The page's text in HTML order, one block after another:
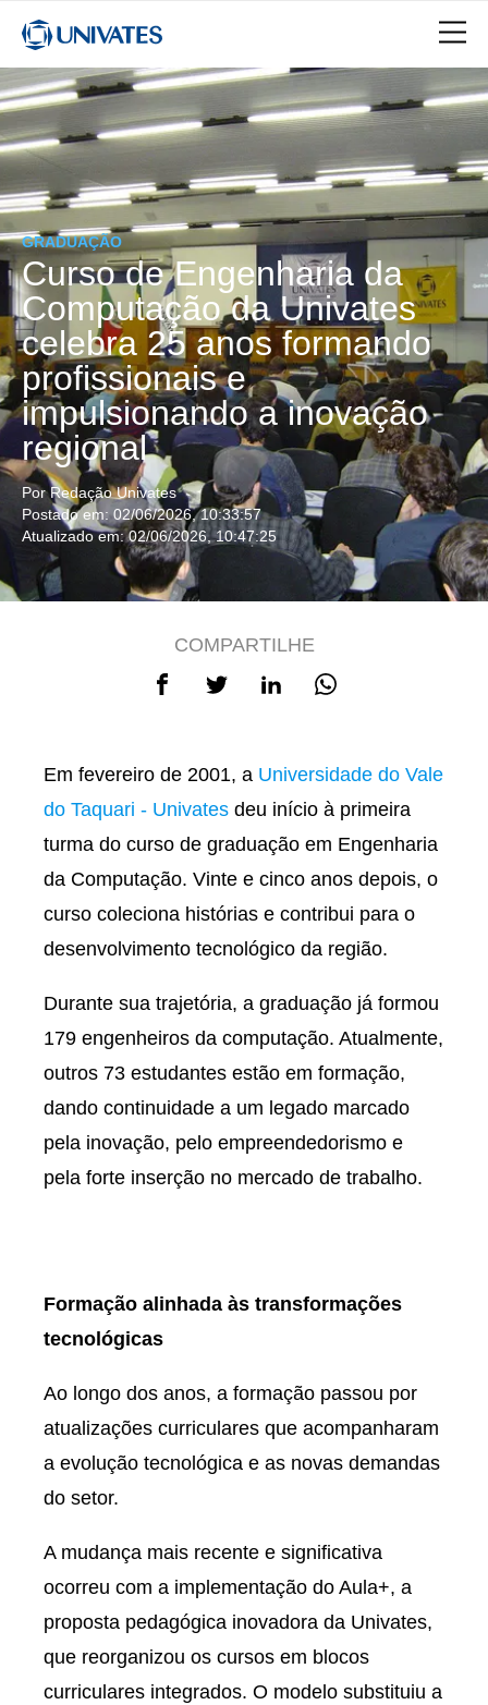
GRADUAÇÃO
Curso de Engenharia da
Computação da Univates
celebra 25 anos formando
profissionais e
impulsionando a inovação
regional
Por Redação Univates
Postado em: 02/06/2026, 10:33:57
Atualizado em: 02/06/2026, 10:47:25
COMPARTILHE
Em fevereiro de 2001, a Universidade do Vale
do Taquari - Univates deu início à primeira
turma do curso de graduação em Engenharia
da Computação. Vinte e cinco anos depois, o
curso coleciona histórias e contribui para o
desenvolvimento tecnológico da região.
Durante sua trajetória, a graduação já formou
179 engenheiros da computação. Atualmente,
outros 73 estudantes estão em formação,
dando continuidade a um legado marcado
pela inovação, pelo empreendedorismo e
pela forte inserção no mercado de trabalho.
Formação alinhada às transformações
tecnológicas
Ao longo dos anos, a formação passou por
atualizações curriculares que acompanharam
a evolução tecnológica e as novas demandas
do setor.
A mudança mais recente e significativa
ocorreu com a implementação do Aula+, a
proposta pedagógica inovadora da Univates,
que reorganizou os cursos em blocos
curriculares integrados. O modelo substituiu a